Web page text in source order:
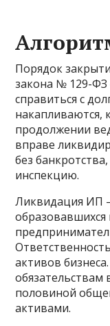
Порядок
закона № 129-ФЗ
справиться с
накапливаются,
продолжении
вправе
без
инспекцию.
Ликвидация ИП
образовавшихся
активов
половиной
активами.